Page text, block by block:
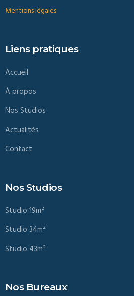
Mentions légales
Liens pratiques
Accueil
À propos
Nos Studios
Actualités
Contact
Nos Studios
Studio 19m²
Studio 34m²
Studio 43m²
Nos Bureaux